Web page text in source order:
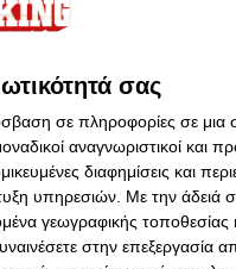
σας
σε πληροφορίες σε
αναγνωριστικοί και
διαφημίσεις και
υπηρεσιών. Με την άδειά
γεωγραφικής τοποθεσίας
στην επεξεργασία
σάς εξηγεί πώς